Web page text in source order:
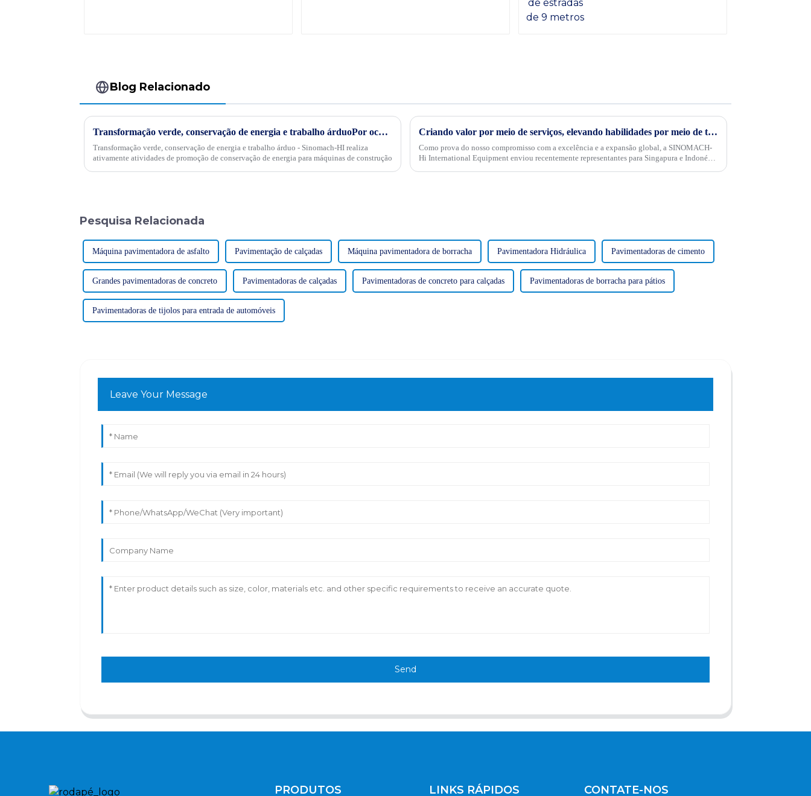
Blog Relacionado
Transformação verde, conservação de energia e trabalho árduoPor ocasião da "34ª Semana Publicitária de Conservação de Energia" nacional de 2024, no dia 15 de maio, empresas internacionais realizaram projetos de energia
Transformação verde, conservação de energia e trabalho árduo - Sinomach-HI realiza
ativamente atividades de promoção de conservação de energia para máquinas de construção
Criando valor por meio de serviços, elevando habilidades por meio de treinamento: SINOMACH-Hi International Equipment realiza treinamento de produtos e serviços para agentes-chave em Cingapura e na Indonésia
Como prova do nosso compromisso com a excelência e a expansão global, a SINOMACH-
Hi International Equipment enviou recentemente representantes para Singapura e Indonésia
Pesquisa Relacionada
Máquina pavimentadora de asfalto Pavimentação de calçadas Máquina pavimentadora de borracha Pavimentadora Hidráulica Pavimentadoras de cimento
Grandes pavimentadoras de concreto Pavimentadoras de calçadas Pavimentadoras de concreto para calçadas Pavimentadoras de borracha para pátios
Pavimentadoras de tijolos para entrada de automóveis
Leave Your Message
Send
PRODUTOS LINKS RÁPIDOS CONTATE-NOS